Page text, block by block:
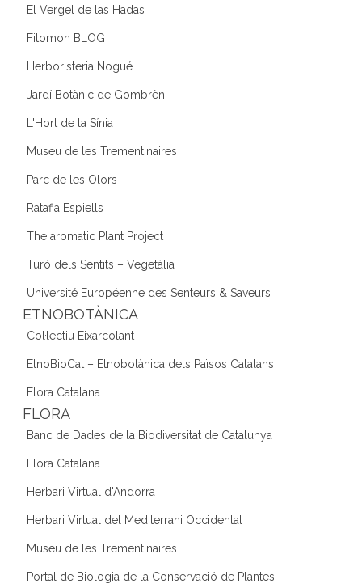
El Vergel de las Hadas
Fitomon BLOG
Herboristeria Nogué
Jardí Botànic de Gombrèn
L'Hort de la Sínia
Museu de les Trementinaires
Parc de les Olors
Ratafia Espiells
The aromatic Plant Project
Turó dels Sentits – Vegetàlia
Université Européenne des Senteurs & Saveurs
ETNOBOTÀNICA
Col·lectiu Eixarcolant
EtnoBioCat – Etnobotànica dels Països Catalans
Flora Catalana
FLORA
Banc de Dades de la Biodiversitat de Catalunya
Flora Catalana
Herbari Virtual d'Andorra
Herbari Virtual del Mediterrani Occidental
Museu de les Trementinaires
Portal de Biologia de la Conservació de Plantes